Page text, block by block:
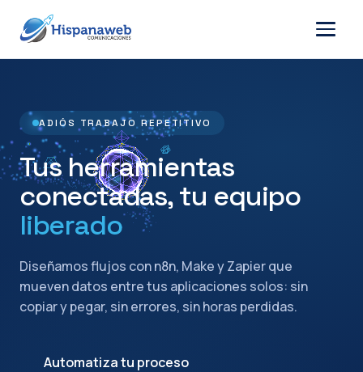
ADIÓS TRABAJO REPETITIVO
Tus herramientas
conectadas, tu equipo
liberado
Diseñamos flujos con n8n, Make y Zapier que
mueven datos entre tus aplicaciones solos: sin
copiar y pegar, sin errores, sin horas perdidas.
Automatiza tu proceso